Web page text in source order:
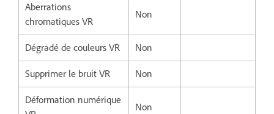
Aberrations
chromatiques VR
Non
Dégradé de couleurs VR Non
Supprimer le bruit VR Non
Déformation numérique
Non